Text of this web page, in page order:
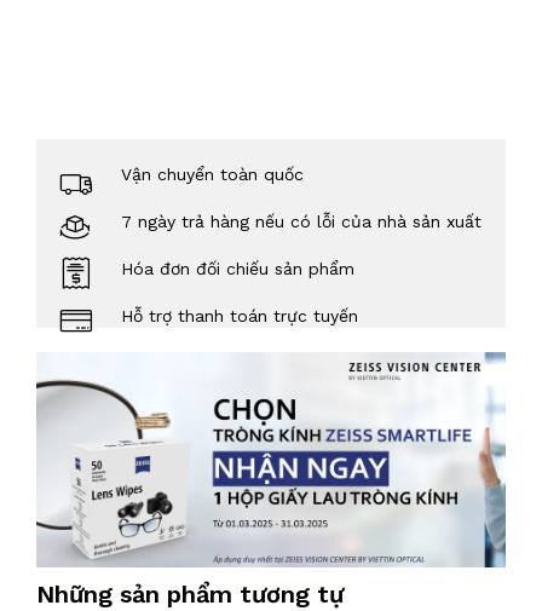
Vận chuyển toàn quốc
7 ngày trả hàng nếu có lỗi của nhà sản xuất
Hóa đơn đối chiếu sản phẩm
Hỗ trợ thanh toán trực tuyến
Những sản phẩm tương tự